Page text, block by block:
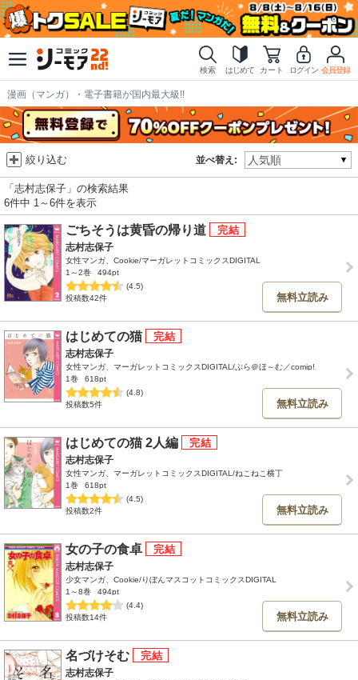
検索 はじめて カート ログイン 会員登録
漫画（マンガ）・電子書籍が国内最大級!!
並べ替え:
絞り込む
「志村志保子」の検索結果
6件中 1～6件を表示
ごちそうは黄昏の帰り道
志村志保子
女性マンガ、Cookie/マーガレットコミックスDIGITAL
1～2巻
494pt
(4.5)
投稿数42件
無料立読み
はじめての猫
志村志保子
女性マンガ、マーガレットコミックスDIGITAL/ぷら＠ほ～む／comip!
1巻
618pt
(4.8)
投稿数5件
無料立読み
はじめての猫 2人編
志村志保子
女性マンガ、マーガレットコミックスDIGITAL/ねこねこ横丁
1巻
618pt
(4.5)
投稿数2件
無料立読み
女の子の食卓
志村志保子
少女マンガ、Cookie/りぼんマスコットコミックスDIGITAL
1～8巻
494pt
(4.4)
投稿数14件
無料立読み
名づけそむ
志村志保子